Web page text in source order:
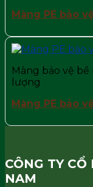
Màng PE bảo
Màng bảo vệ
lượng
Màng PE bảo
CÔNG TY
NAM